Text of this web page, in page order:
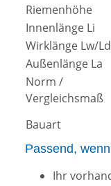
Riemenhöhe
Innenlänge Li
Wirklänge Lw/Ld
Außenlänge La
Norm /
Vergleichsmaß
Bauart
Passend,
Ihr